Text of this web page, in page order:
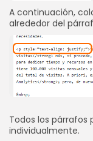
A continuación,
alrededor del
Todos los párrafos
individualmente.